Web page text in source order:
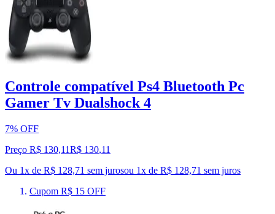
Controle compatível Ps4 Bluetooth Pc
Gamer Tv Dualshock 4
7% OFF
Preço R$ 130,11R$ 130,11
Ou 1x de R$ 128,71 sem jurosou 1x de R$ 128,71 sem juros
Cupom R$ 15 OFF